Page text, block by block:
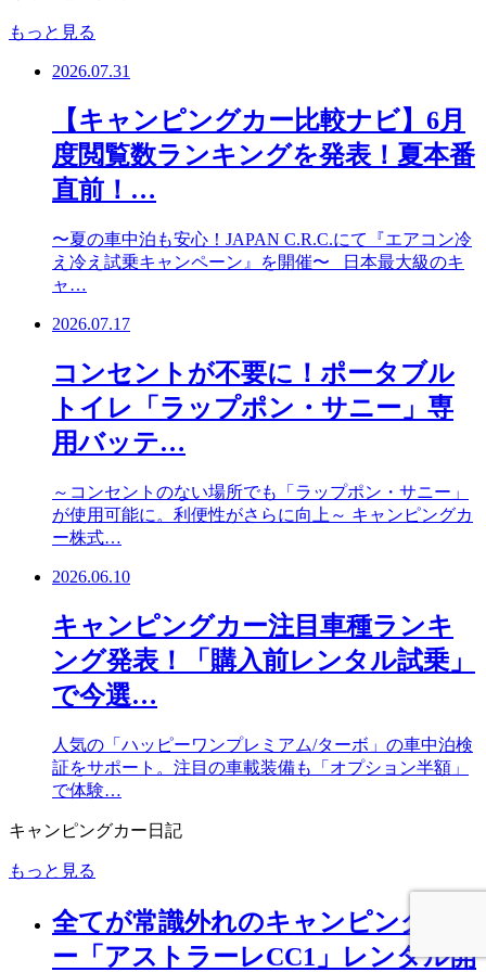
もっと見る
2026.07.31
【キャンピングカー比較ナビ】6月
度閲覧数ランキングを発表！夏本番
直前！…
〜夏の車中泊も安心！JAPAN C.R.C.にて『エアコン冷
え冷え試乗キャンペーン』を開催〜 日本最大級のキ
ャ…
2026.07.17
コンセントが不要に！ポータブル
トイレ「ラップポン・サニー」専
用バッテ…
～コンセントのない場所でも「ラップポン・サニー」
が使用可能に。利便性がさらに向上～ キャンピングカ
ー株式…
2026.06.10
キャンピングカー注目車種ランキ
ング発表！「購入前レンタル試乗」
で今選…
人気の「ハッピーワンプレミアム/ターボ」の車中泊検
証をサポート。注目の車載装備も「オプション半額」
で体験…
キャンピングカー日記
もっと見る
全てが常識外れのキャンピングカ
ー「アストラーレCC1」レンタル開